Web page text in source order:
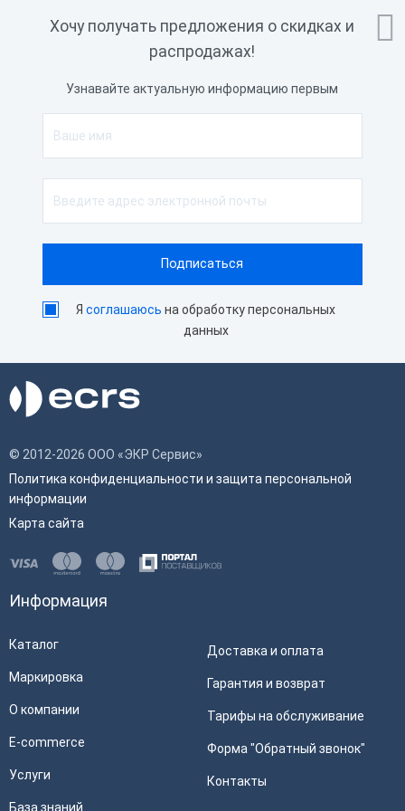

Хочу получать предложения о скидках и
распродажах!
Узнавайте актуальную информацию первым
Ясоглашаюсь на обработку персональных
данных
© 2012-2026 ООО «ЭКР Сервис»
Политика конфиденциальности и защита персональной
информации
Карта сайта
Информация
Каталог
Маркировка
О компании
E-commerce
Услуги
База знаний
Доставка и оплата
Гарантия и возврат
Тарифы на обслуживание
Форма "Обратный звонок"
Контакты